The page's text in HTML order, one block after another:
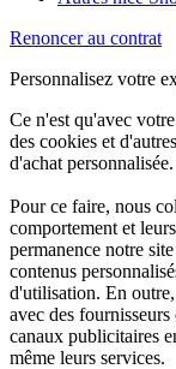
Renoncer au contrat
Personnalisez votre
Ce n'est qu'avec
des cookies et
d'achat personnalisée.
Pour ce faire, nous
comportement et
permanence notre
contenus
d'utilisation. En
avec des
canaux publicitaires
même leurs services.